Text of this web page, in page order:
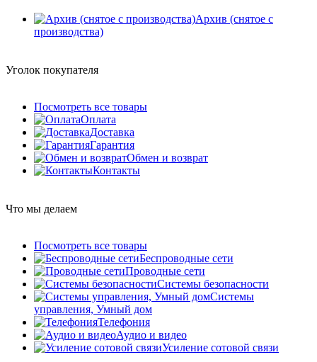
Архив (снятое с
производства)
Уголок покупателя
Посмотреть все товары
Оплата
Доставка
Гарантия
Обмен и возврат
Контакты
Что мы делаем
Посмотреть все товары
Беспроводные сети
Проводные сети
Системы безопасности
Системы
управления, Умный дом
Телефония
Аудио и видео
Усиление сотовой связи